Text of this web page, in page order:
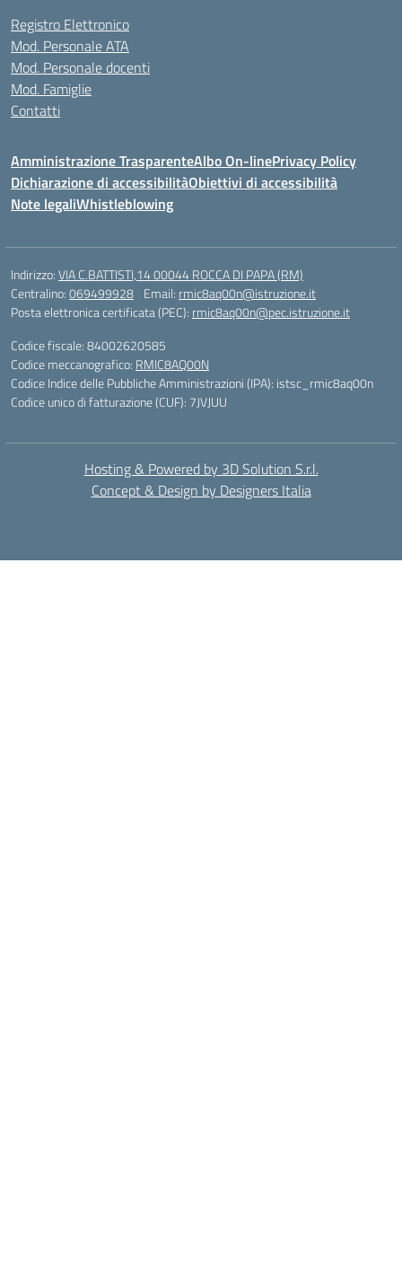
Registro Elettronico
Mod. Personale ATA
Mod. Personale docenti
Mod. Famiglie
Contatti
Amministrazione TrasparenteAlbo On-linePrivacy Policy
Dichiarazione di accessibilitàObiettivi di accessibilità
Note legaliWhistleblowing
Indirizzo:VIA C.BATTISTI,14 00044 ROCCA DI PAPA (RM)
Centralino:069499928 Email: rmic8aq00n@istruzione.it
Posta elettronica certificata (PEC): rmic8aq00n@pec.istruzione.it
Codice fiscale: 84002620585
Codice meccanografico: RMIC8AQ00N
Codice Indice delle Pubbliche Amministrazioni (IPA): istsc_rmic8aq00n
Codice unico di fatturazione (CUF): 7JVJUU
Hosting & Powered by 3D Solution S.r.l.
Concept & Design by Designers Italia